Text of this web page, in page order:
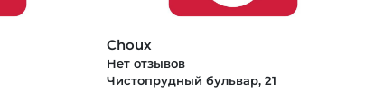
Choux
Нет отзывов
Чистопрудный бульвар, 21